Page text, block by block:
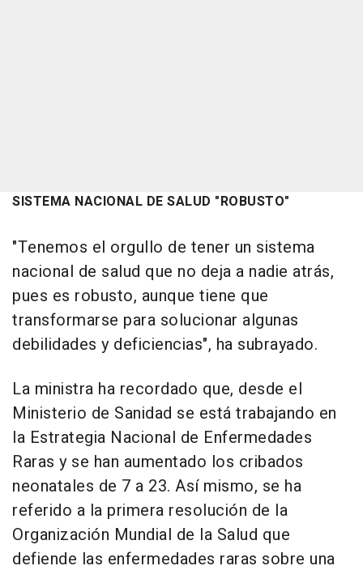
SISTEMA NACIONAL DE SALUD "ROBUSTO"
"Tenemos el orgullo de tener un sistema
nacional de salud que no deja a nadie atrás,
pues es robusto, aunque tiene que
transformarse para solucionar algunas
debilidades y deficiencias", ha subrayado.
La ministra ha recordado que, desde el
Ministerio de Sanidad se está trabajando en
la Estrategia Nacional de Enfermedades
Raras y se han aumentado los cribados
neonatales de 7 a 23. Así mismo, se ha
referido a la primera resolución de la
Organización Mundial de la Salud que
defiende las enfermedades raras sobre una